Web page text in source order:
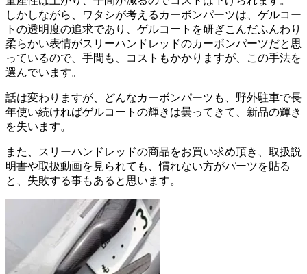
しかしながら、ワタシが考えるカーボンパーツは、ゲルコー
トの透明度の追求であり、ゲルコートを研ぎこんだふんわり
柔らかい表情がスリーハンドレッドのカーボンパーツだと思
っているので、手間も、コストもかかりますが、この手法を
選んでいます。
話は変わりますが、どんなカーボンパーツも、野外駐車で長
年使い続ければゲルコートの輝きは曇ってきて、新品の輝き
を失います。
また、スリーハンドレッドの商品をお買い求め頂き、取扱説
明書や取扱動画を見られても、慣れない方がパーツを貼る
と、失敗する事もあると思います。